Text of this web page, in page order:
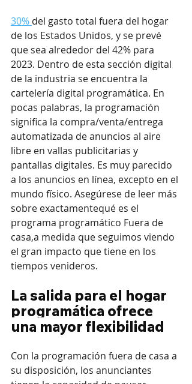
30% del gasto total fuera del hogar
de los Estados Unidos, y se prevé
que sea alrededor del 42% para
2023. Dentro de esta sección digital
de la industria se encuentra la
cartelería digital programática. En
pocas palabras, la programación
significa la compra/venta/entrega
automatizada de anuncios al aire
libre en vallas publicitarias y
pantallas digitales. Es muy parecido
a los anuncios en línea, excepto en el
mundo físico. Asegúrese de leer más
sobre exactamentequé es el
programa programático Fuera de
casa,a medida que seguimos viendo
el gran impacto que tiene en los
tiempos venideros.
La salida para el hogar
programática ofrece
una mayor flexibilidad
Con la programación fuera de casa a
su disposición, los anunciantes